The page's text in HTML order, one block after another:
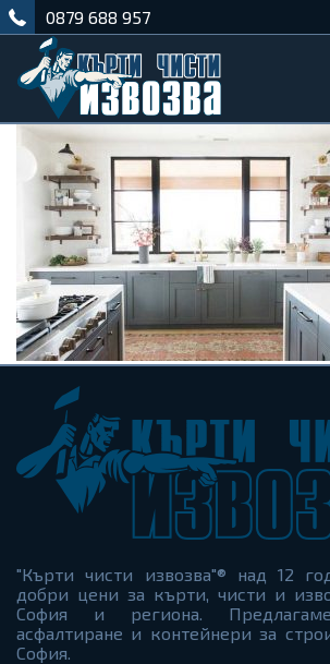
0879 688 957
"Кърти чисти извозва"® над 12
добри цени за кърти, чисти и
София и региона.
асфалтиране и контейнери за
София.